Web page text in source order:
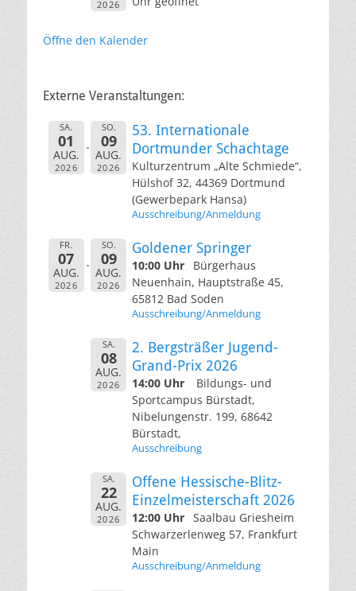
2026
Öffne den Kalender
Externe Veranstaltungen:
SA.
01
AUG.
2026
SO.
09
AUG.
2026
53. Internationale
Dortmunder Schachtage
Kulturzentrum „Alte Schmiede“,
Hülshof 32, 44369 Dortmund
(Gewerbepark Hansa)
Ausschreibung/Anmeldung
FR.
07
AUG.
2026
SO.
09
AUG.
2026
Goldener Springer
10:00 Uhr
Bürgerhaus
Neuenhain, Hauptstraße 45,
65812 Bad Soden
Ausschreibung/Anmeldung
SA.
08
AUG.
2026
2. Bergsträßer Jugend-
Grand-Prix 2026
14:00 Uhr
Bildungs- und
Sportcampus Bürstadt,
Nibelungenstr. 199, 68642
Bürstadt,
Ausschreibung
SA.
22
AUG.
2026
Offene Hessische-Blitz-
Einzelmeisterschaft 2026
12:00 Uhr Saalbau Griesheim
Schwarzerlenweg 57, Frankfurt
Main
Ausschreibung/Anmeldung